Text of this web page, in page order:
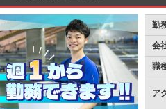
勤
会
職
ア